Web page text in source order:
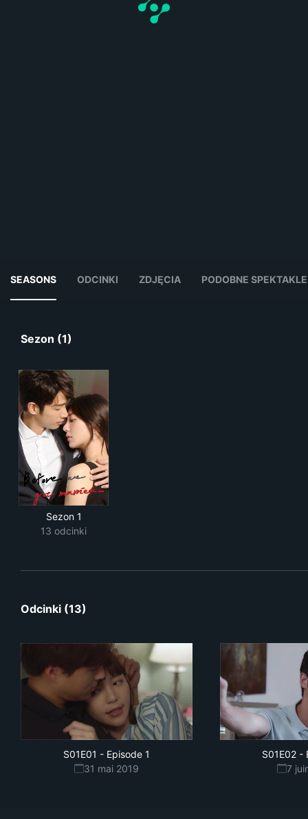
SEASONS ODCINKI ZDJĘCIA PODOBNE SPEKTAKLE
Sezon (1)
Sezon 1
13 odcinki
Odcinki (13)
S01E01 - Episode 1
31 mai 2019
S01E02 -
7